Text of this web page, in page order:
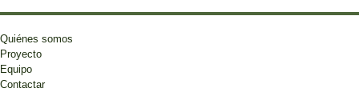
Quiénes somos
Proyecto
Equipo
Contactar